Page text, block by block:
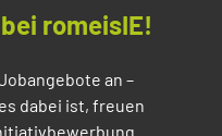
romeisIE!
an –
dabei ist, freuen